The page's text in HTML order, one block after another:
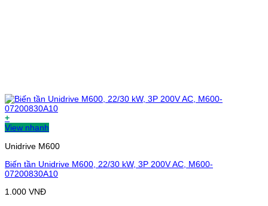
+
View nhanh
Unidrive M600
Biến tần Unidrive M600, 22/30 kW, 3P 200V AC, M600-
07200830A10
1.000 VNĐ